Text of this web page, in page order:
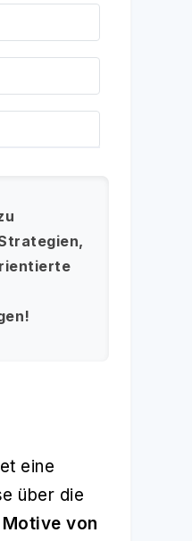
eine
über die
von